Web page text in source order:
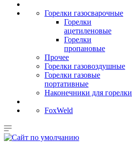
Горелки газосварочные
Горелки
ацетиленовые
Горелки
пропановые
Прочее
Горелки газовоздушные
Горелки газовые
портативные
Наконечники для горелки
FoxWeld